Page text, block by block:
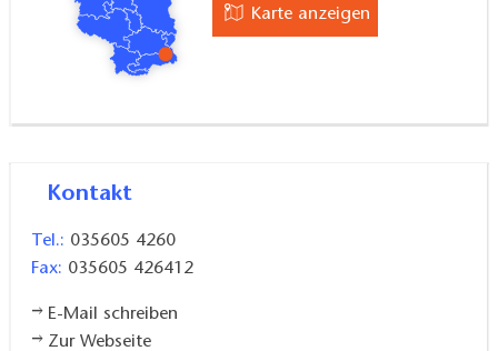
Karte anzeigen
Kontakt
Tel.: 035605 4260
Fax: 035605 426412
E-Mail schreiben
Zur Webseite